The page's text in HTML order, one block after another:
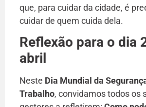
que, para cuidar da cidade, é
cuidar de quem cuida dela.
Reflexão para o dia
abril
Neste Dia Mundial da
Trabalho, convidamos todos os